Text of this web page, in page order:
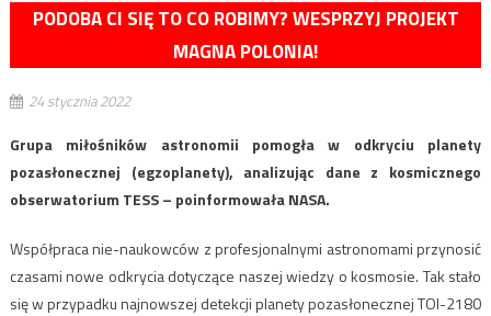
PODOBA CI SIĘ TO CO ROBIMY? WESPRZYJ PROJEKT
MAGNA POLONIA!
24 stycznia 2022
Grupa miłośników astronomii pomogła w odkryciu planety
pozasłonecznej (egzoplanety), analizując dane z kosmicznego
obserwatorium TESS – poinformowała NASA.
Współpraca nie-naukowców z profesjonalnymi astronomami przynosić
czasami nowe odkrycia dotyczące naszej wiedzy o kosmosie. Tak stało
się w przypadku najnowszej detekcji planety pozasłonecznej TOI-2180